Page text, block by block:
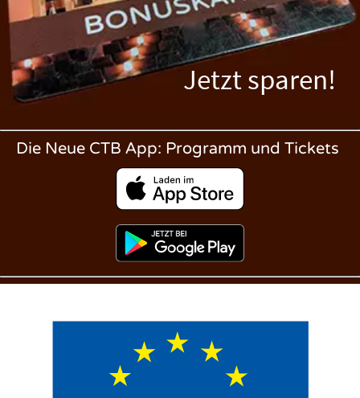
Jetzt sparen!
Die Neue CTB App: Programm und Tickets